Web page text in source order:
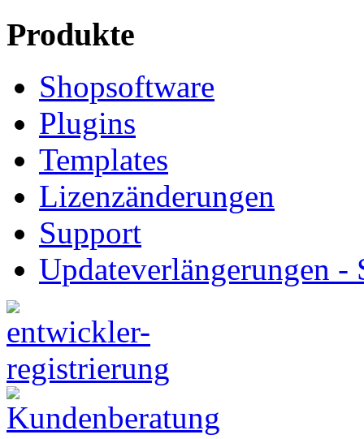
Produkte
Shopsoftware
Plugins
Templates
Lizenzänderungen
Support
Updateverlängerungen -